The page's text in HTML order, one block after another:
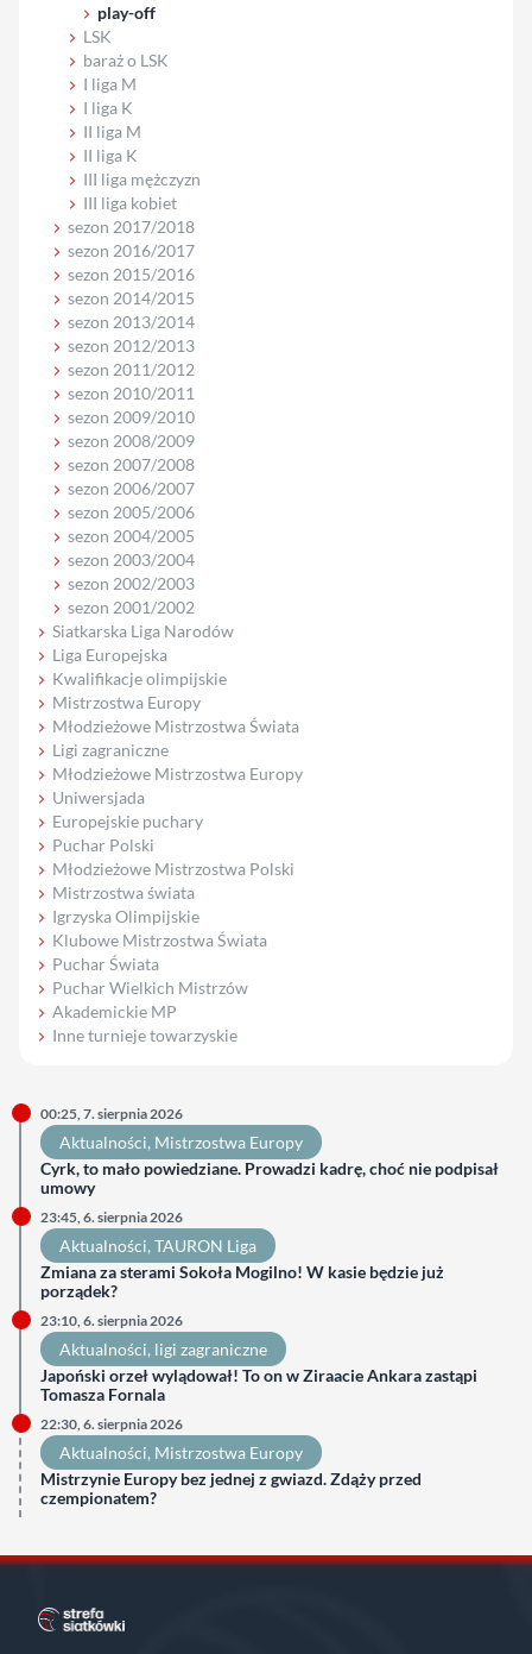
play-off
LSK
baraż o LSK
I liga M
I liga K
II liga M
II liga K
III liga mężczyzn
III liga kobiet
sezon 2017/2018
sezon 2016/2017
sezon 2015/2016
sezon 2014/2015
sezon 2013/2014
sezon 2012/2013
sezon 2011/2012
sezon 2010/2011
sezon 2009/2010
sezon 2008/2009
sezon 2007/2008
sezon 2006/2007
sezon 2005/2006
sezon 2004/2005
sezon 2003/2004
sezon 2002/2003
sezon 2001/2002
Siatkarska Liga Narodów
Liga Europejska
Kwalifikacje olimpijskie
Mistrzostwa Europy
Młodzieżowe Mistrzostwa Świata
Ligi zagraniczne
Młodzieżowe Mistrzostwa Europy
Uniwersjada
Europejskie puchary
Puchar Polski
Młodzieżowe Mistrzostwa Polski
Mistrzostwa świata
Igrzyska Olimpijskie
Klubowe Mistrzostwa Świata
Puchar Świata
Puchar Wielkich Mistrzów
Akademickie MP
Inne turnieje towarzyskie
00:25, 7. sierpnia 2026
Aktualności, Mistrzostwa Europy
Cyrk, to mało powiedziane. Prowadzi kadrę, choć nie podpisał
umowy
23:45, 6. sierpnia 2026
Aktualności, TAURON Liga
Zmiana za sterami Sokoła Mogilno! W kasie będzie już
porządek?
23:10, 6. sierpnia 2026
Aktualności, ligi zagraniczne
Japoński orzeł wylądował! To on w Ziraacie Ankara zastąpi
Tomasza Fornala
22:30, 6. sierpnia 2026
Aktualności, Mistrzostwa Europy
Mistrzynie Europy bez jednej z gwiazd. Zdąży przed
czempionatem?